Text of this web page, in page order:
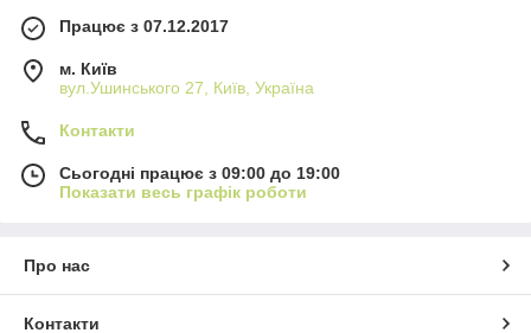
Працює з 07.12.2017
м. Київ
вул.Ушинського 27, Київ, Україна
Контакти
Сьогодні працює з 09:00 до 19:00
Показати весь графік роботи
Про нас
Контакти